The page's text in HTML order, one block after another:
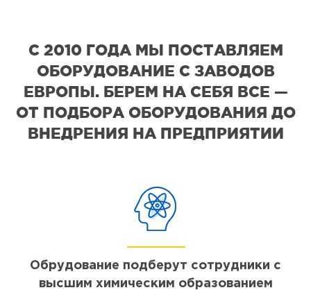
С 2010 ГОДА МЫ ПОСТАВЛЯЕМ
ОБОРУДОВАНИЕ С ЗАВОДОВ
ЕВРОПЫ. БЕРЕМ НА СЕБЯ ВСЕ —
ОТ ПОДБОРА ОБОРУДОВАНИЯ ДО
ВНЕДРЕНИЯ НА ПРЕДПРИЯТИИ
Обрудование подберут сотрудники с
высшим химическим образованием